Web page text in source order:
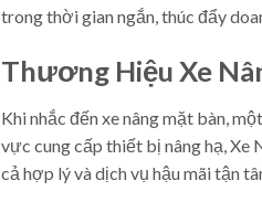
trong thời gian ngắn, thúc đẩy
Thương Hiệu Xe
Khi nhắc đến xe nâng mặt bàn,
vực cung cấp thiết bị nâng hạ, Xe
cả hợp lý và dịch vụ hậu mãi tận